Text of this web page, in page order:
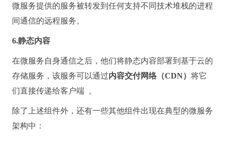
微服务提供的服务被转发到任何支持不同技术堆栈的进程
间通信的远程服务。
6.静态内容
在微服务自身通信之后，他们将静态内容部署到基于云的
存储服务，该服务可以通过内容交付网络（CDN） 将它
们直接传递给客户端 。
除了上述组件外，还有一些其他组件出现在典型的微服务
架构中：